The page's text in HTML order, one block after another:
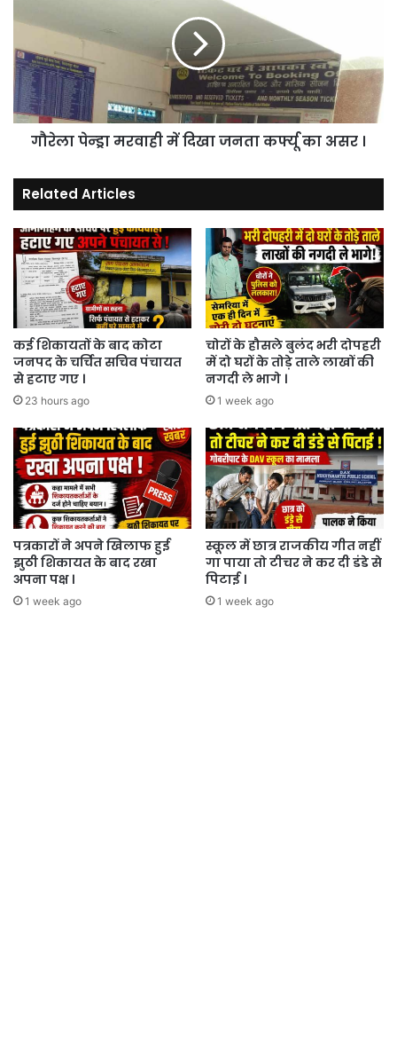
दिखा
जनता
कर्फ्यू
का
असर
गौरेला पेन्ड्रा मरवाही में दिखा जनता कर्फ्यू का असर ।
Related Articles
कई शिकायतों के बाद कोटा
जनपद के चर्चित सचिव पंचायत
से हटाए गए ।
23 hours ago
चोरों के हौसले बुलंद भरी दोपहरी
में दो घरों के तोड़े ताले लाखों की
नगदी ले भागे ।
1 week ago
पत्रकारों ने अपने खिलाफ हुई
झुठी शिकायत के बाद रखा
अपना पक्ष ।
1 week ago
स्कूल में छात्र राजकीय गीत नहीं
गा पाया तो टीचर ने कर दी डंडे से
पिटाई ।
1 week ago